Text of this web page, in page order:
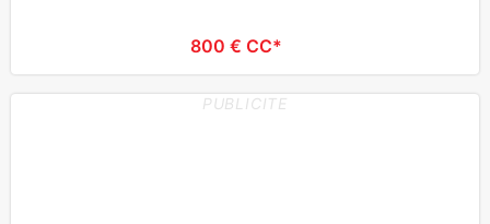
800 € CC*
PUBLICITE